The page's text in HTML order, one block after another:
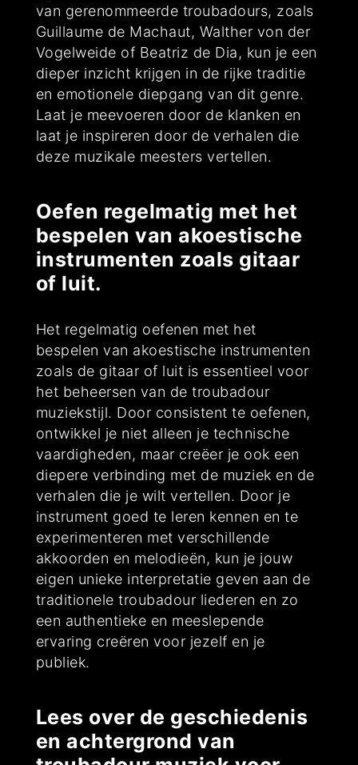
van gerenommeerde troubadours, zoals
Guillaume de Machaut, Walther von der
Vogelweide of Beatriz de Dia, kun je een
dieper inzicht krijgen in de rijke traditie
en emotionele diepgang van dit genre.
Laat je meevoeren door de klanken en
laat je inspireren door de verhalen die
deze muzikale meesters vertellen.
Oefen regelmatig met het
bespelen van akoestische
instrumenten zoals gitaar
of luit.
Het regelmatig oefenen met het
bespelen van akoestische instrumenten
zoals de gitaar of luit is essentieel voor
het beheersen van de troubadour
muziekstijl. Door consistent te oefenen,
ontwikkel je niet alleen je technische
vaardigheden, maar creëer je ook een
diepere verbinding met de muziek en de
verhalen die je wilt vertellen. Door je
instrument goed te leren kennen en te
experimenteren met verschillende
akkoorden en melodieën, kun je jouw
eigen unieke interpretatie geven aan de
traditionele troubadour liederen en zo
een authentieke en meeslepende
ervaring creëren voor jezelf en je
publiek.
Lees over de geschiedenis
en achtergrond van